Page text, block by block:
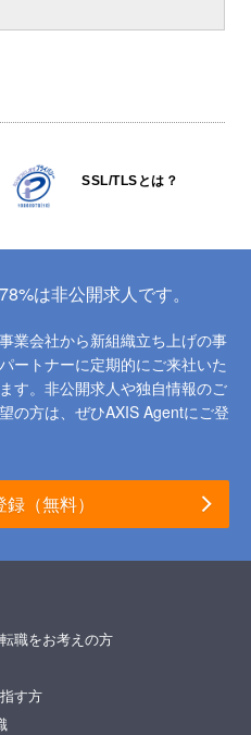
SSL/TLSとは？
は非公開求人です。
業会社から新組織立ち上げの事
ートナーに定期的にご来社いた
す。 非公開求人や独自情報のご
の方は、ぜひAXIS Agentにご登
（無料）
職をお考えの方
す方